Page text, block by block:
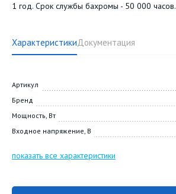
1 год. Срок службы бахромы - 50 000 часов.
ХарактеристикиДокументация
Артикул
Бренд
Мощность, Вт
Входное напряжение, В
показать все характеристики